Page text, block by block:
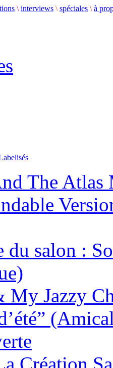
\ interviews \ spéciales \ à
The Atlas
du salon :
My Jazzy
Création